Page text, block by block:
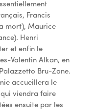
Francis
mort), Maurice
Henri
et enfin le
Valentin Alkan, en
Bru-Zane.
accueillera le
viendra faire
ensuite par les